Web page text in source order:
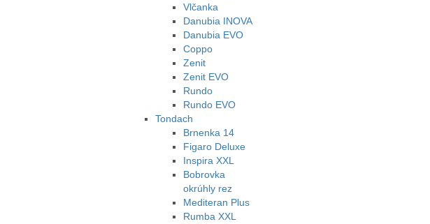
Vlčanka
Danubia INOVA
Danubia EVO
Coppo
Zenit
Zenit EVO
Rundo
Rundo EVO
Tondach
Brnenka 14
Figaro Deluxe
Inspira XXL
Bobrovka
okrúhly rez
Mediteran Plus
Rumba XXL